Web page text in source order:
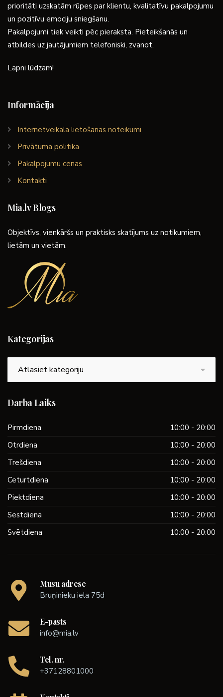
prioritāti uzskatām rūpes par klientu, kvalitatīvu pakalpojumu
un pozitīvu emociju sniegšanu.
Pakalpojumi tiek veikti pēc pieraksta. Pieteikšanās un
atbildes uz jautājumiem telefoniski, zvanot.
Lapni lūdzam!
Informācija
Internetveikala lietošanas noteikumi
Privātuma politika
Pakalpojumu cenas
Kontakti
Mia.lv Blogs
Objektīvs, vienkāršs un praktisks skatījums uz notikumiem,
lietām un vietām.
Kategorijas
Darba Laiks
Pirmdiena
10:00 - 20:00
Otrdiena
10:00 - 20:00
Trešdiena
10:00 - 20:00
Ceturtdiena
10:00 - 20:00
Piektdiena
10:00 - 20:00
Sestdiena
10:00 - 20:00
Svētdiena
10:00 - 20:00
Mūsu adrese
Bruņinieku iela 75d
E-pasts
info@mia.lv
Tel. nr.
+37128801000